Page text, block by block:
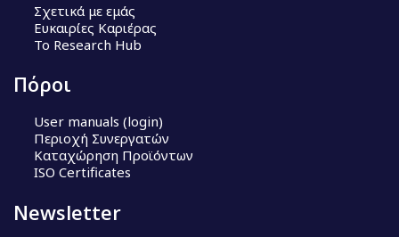
Σχετικά με εμάς
Ευκαιρίες Καριέρας
Το Research Hub
Πόροι
User manuals (login)
Περιοχή Συνεργατών
Καταχώρηση Προϊόντων
ISO Certificates
Newsletter